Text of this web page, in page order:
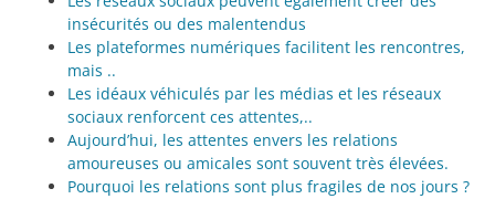
insécurités ou des malentendus
Les plateformes numériques facilitent les rencontres,
mais ..
Les idéaux véhiculés par les médias et les réseaux
sociaux renforcent ces attentes,..
Aujourd’hui, les attentes envers les relations
amoureuses ou amicales sont souvent très élevées.
Pourquoi les relations sont plus fragiles de nos jours ?